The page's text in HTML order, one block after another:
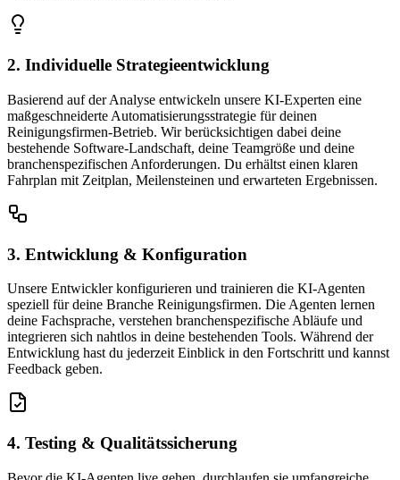
2. Individuelle Strategieentwicklung
Basierend auf der Analyse entwickeln unsere KI-Experten eine
maßgeschneiderte Automatisierungsstrategie für deinen
Reinigungsfirmen-Betrieb. Wir berücksichtigen dabei deine
bestehende Software-Landschaft, deine Teamgröße und deine
branchenspezifischen Anforderungen. Du erhältst einen klaren
Fahrplan mit Zeitplan, Meilensteinen und erwarteten Ergebnissen.
3. Entwicklung & Konfiguration
Unsere Entwickler konfigurieren und trainieren die KI-Agenten
speziell für deine Branche Reinigungsfirmen. Die Agenten lernen
deine Fachsprache, verstehen branchenspezifische Abläufe und
integrieren sich nahtlos in deine bestehenden Tools. Während der
Entwicklung hast du jederzeit Einblick in den Fortschritt und kannst
Feedback geben.
4. Testing & Qualitätssicherung